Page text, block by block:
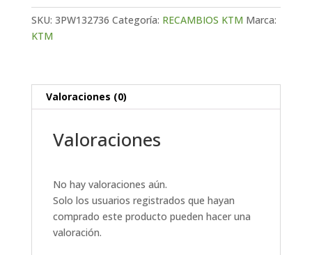
SKU: 3PW132736 Categoría: RECAMBIOS KTM Marca:
KTM
Valoraciones (0)
Valoraciones
No hay valoraciones aún.
Solo los usuarios registrados que hayan
comprado este producto pueden hacer una
valoración.